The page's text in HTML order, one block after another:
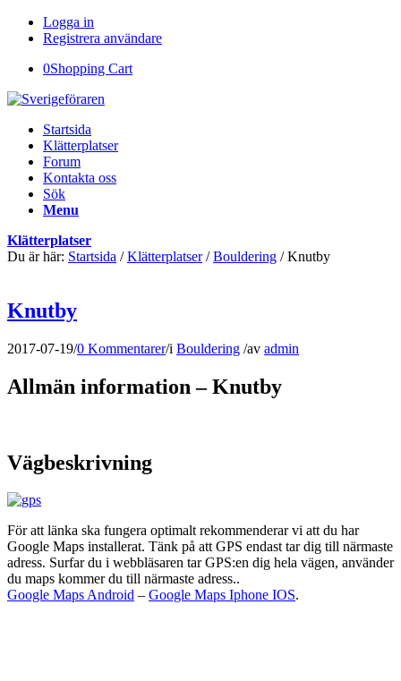
Logga in
Registrera användare
0Shopping Cart
Startsida
Klätterplatser
Forum
Kontakta oss
Sök
Menu
Klätterplatser
Du är här: Startsida / Klätterplatser / Bouldering / Knutby
Knutby
2017-07-19/0 Kommentarer/i Bouldering /av admin
Allmän information – Knutby
Vägbeskrivning
För att länka ska fungera optimalt rekommenderar vi att du har
Google Maps installerat. Tänk på att GPS endast tar dig till närmaste
adress. Surfar du i webbläsaren tar GPS:en dig hela vägen, använder
du maps kommer du till närmaste adress..
Google Maps Android – Google Maps Iphone IOS.